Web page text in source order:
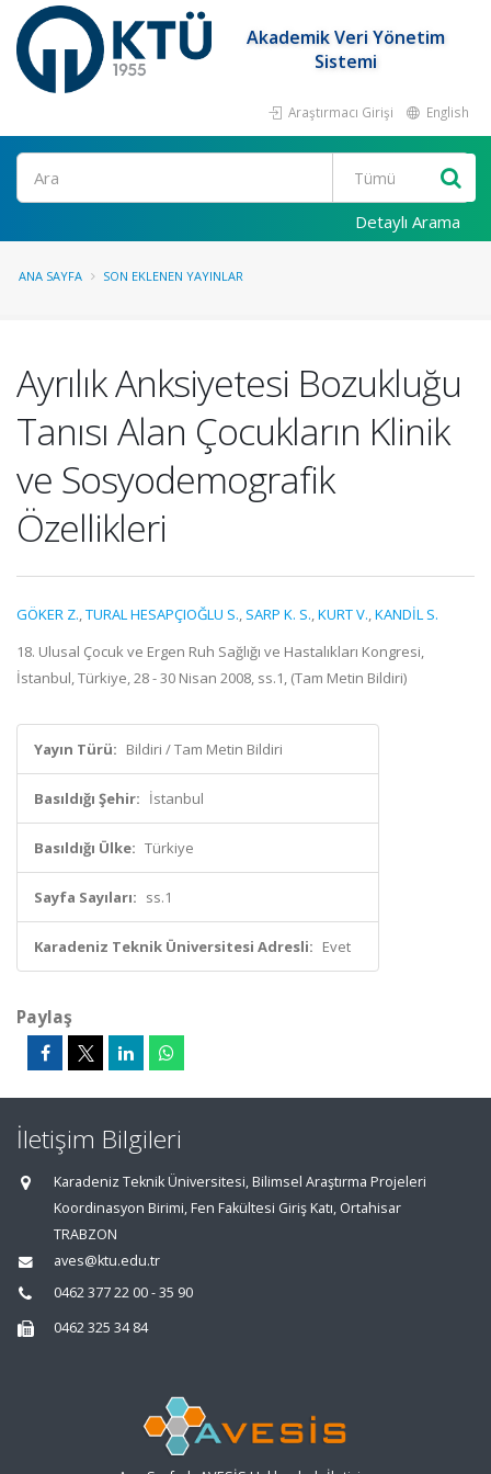
Akademik Veri Yönetim
Sistemi
Araştırmacı Girişi English
Ara
Detaylı Arama
ANA SAYFA SON EKLENEN YAYINLAR
Ayrılık Anksiyetesi Bozukluğu
Tanısı Alan Çocukların Klinik
ve Sosyodemografik
Özellikleri
GÖKER Z.,TURAL HESAPÇIOĞLU S., SARP K. S.,KURT V.,KANDİL S.
18. Ulusal Çocuk ve Ergen Ruh Sağlığı ve Hastalıkları Kongresi,
İstanbul, Türkiye, 28 - 30 Nisan 2008, ss.1, (Tam Metin Bildiri)
Yayın Türü: Bildiri / Tam Metin Bildiri
Basıldığı Şehir: İstanbul
Basıldığı Ülke: Türkiye
Sayfa Sayıları: ss.1
Karadeniz Teknik Üniversitesi Adresli: Evet
Paylaş
İletişim Bilgileri
Karadeniz Teknik Üniversitesi, Bilimsel Araştırma Projeleri
Koordinasyon Birimi, Fen Fakültesi Giriş Katı, Ortahisar
TRABZON
aves@ktu.edu.tr
0462 377 22 00 - 35 90
0462 325 34 84